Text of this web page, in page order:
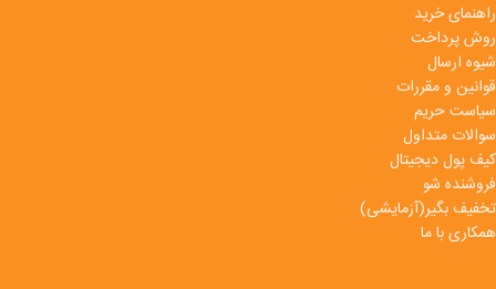
راهنمای خرید
روش پرداخت
شیوه ارسال
قوانین و مقررات
سیاست حریم
سوالات متداول
کیف پول دیجیتال
فروشنده شو
تخفیف بگیر(آزمایشی)
همکاری با ما